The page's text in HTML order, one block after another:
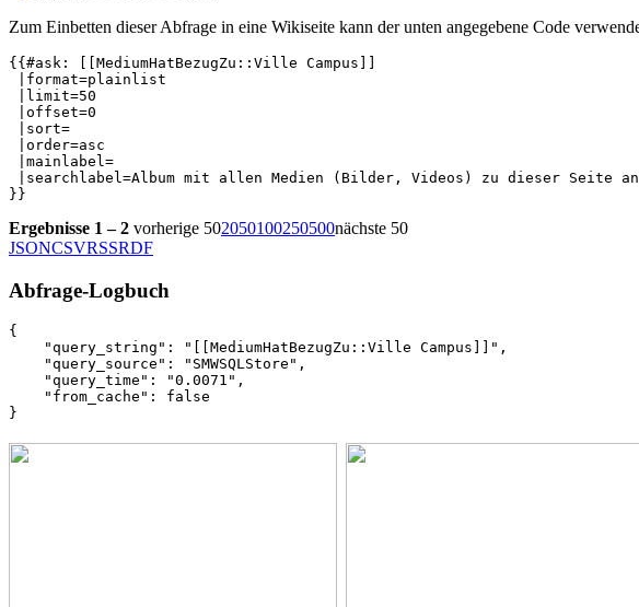
Zum Einbetten dieser Abfrage in eine Wikiseite kann der unten angegebene Code
{{#ask: [[MediumHatBezugZu::Ville Campus]]
|format=plainlist
|limit=50
|offset=0
|sort=
|order=asc
|mainlabel=
|searchlabel=Album mit allen Medien (Bilder, Videos) zu dieser Seite
}}
Ergebnisse 1 – 2 vorherige 502050100250500nächste 50
JSONCSVRSSRDF
Abfrage-Logbuch
{
    "query_string": "[[MediumHatBezugZu::Ville Campus]]",
    "query_source": "SMWSQLStore",
    "query_time": "0.0071",
    "from_cache": false
}